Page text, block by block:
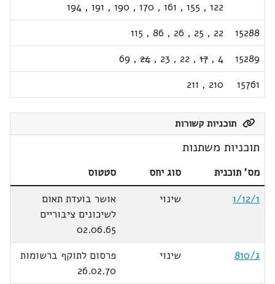
122
,
155
,
161
,
170
,
190
,
191
,
194
15288
22
,
25
,
26
,
86
,
115
15289
4
,
17
,
22
,
23
,
24
,
69
15761
210
,
211
תוכניות קשורות
תוכניות משתנות
מס' תוכנית סוג יחס
סטטוס
1/12/1
שינוי
אושר בועדת תאום
לשיכונים ציבוריים
02.06.65
ג/810
שינוי
פרסום לתוקף ברשומות
26.02.70